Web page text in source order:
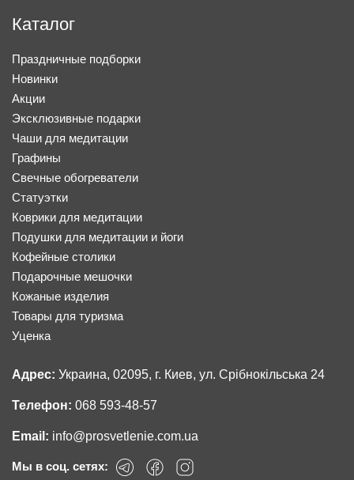
Каталог
Праздничные подборки
Новинки
Акции
Эксклюзивные подарки
Чаши для медитации
Графины
Свечные обогреватели
Статуэтки
Коврики для медитации
Подушки для медитации и йоги
Кофейные столики
Подарочные мешочки
Кожаные изделия
Товары для туризма
Уценка
Адрес: Украина, 02095, г. Киев, ул. Срібнокільська 24
Телефон: 068 593-48-57
Email: info@prosvetlenie.com.ua
Мы в соц. сетях: